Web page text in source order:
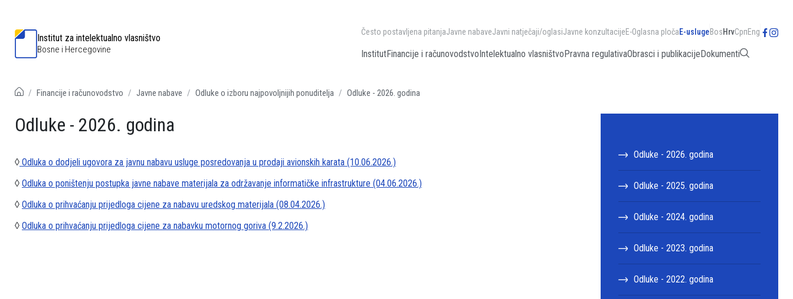
Institut za intelektualno vlasništvo
Bosne i Hercegovine
Često postavljena pitanjaJavne nabaveJavni natječaji/oglasiJavne konzultacijeE-Oglasna pločaE-uslugeBosHrvСрпEng
InstitutFinancije i računovodstvoIntelektualno vlasništvoPravna regulativaObrasci i publikacijeDokumenti
Financije i računovodstvo Javne nabave Odluke o izboru najpovoljnijih ponuditelja Odluke - 2026. godina
Odluke - 2026. godina
◊ Odluka o dodjeli ugovora za javnu nabavu usluge posredovanja u prodaji avionskih karata (10.06.2026.)
◊ Odluka o poništenju postupka javne nabave materijala za održavanje informatičke infrastrukture (04.06.2026.)
◊ Odluka o prihvaćanju prijedloga cijene za nabavu uredskog materijala (08.04.2026.)
◊ Odluka o prihvaćanju prijedloga cijene za nabavku motornog goriva (9.2.2026.)
Odluke - 2026. godina
Odluke - 2025. godina
Odluke - 2024. godina
Odluke - 2023. godina
Odluke - 2022. godina